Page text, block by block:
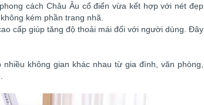
cách Châu Âu cổ điển vừa kết hợp với nét đẹp
kém phần trang nhã.
cấp giúp tăng độ thoải mái đối với người dùng. Đây
nhiều không gian khác nhau từ gia đình, văn phòng,